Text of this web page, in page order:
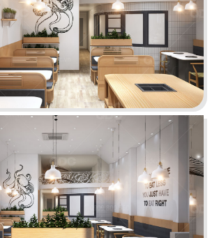
PHÊ LA
nhất của chúng tôi, Phê La - Biên Hòa
con đường Võ Thị Sáu sầm uất...
Chi tiết